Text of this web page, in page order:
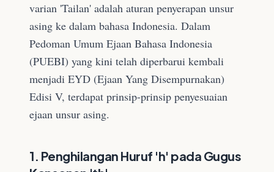
varian 'Tailan' adalah aturan penyerapan unsur
asing ke dalam bahasa Indonesia. Dalam
Pedoman Umum Ejaan Bahasa Indonesia
(PUEBI) yang kini telah diperbarui kembali
menjadi EYD (Ejaan Yang Disempurnakan)
Edisi V, terdapat prinsip-prinsip penyesuaian
ejaan unsur asing.
1. Penghilangan Huruf 'h' pada Gugus